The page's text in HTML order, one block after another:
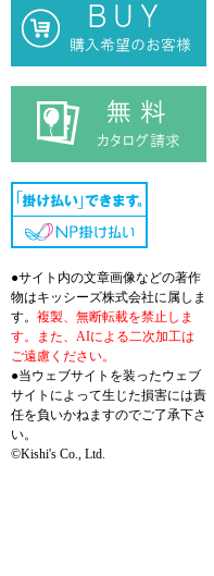
●サイト内の文章画像などの著作
物はキッシーズ株式会社に属しま
す。 複製、無断転載を禁止しま
す。また、AIによる二次加工は
ご遠慮ください。
●当ウェブサイトを装ったウェブ
サイトによって生じた損害には責
任を負いかねますのでご了承下さ
い。
©Kishi's Co., Ltd.